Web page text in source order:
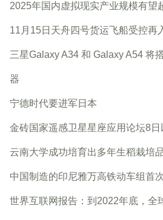
2025年国内虚拟现实产业规模有望
11月15日天舟四号货运飞船受控再
三星Galaxy A34 和 Galaxy A54 将
器
宁德时代要进军日本
金砖国家遥感卫星星座应用论坛8
云南大学成功培育出多年生稻栽培
中国制造的印尼雅万高铁动车组首
世界互联网报告：到2022年底，全